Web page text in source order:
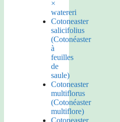
×
watereri
Cotoneaster
salicifolius
(Cotonéaster
à
feuilles
de
saule)
Cotoneaster
multiflorus
(Cotonéaster
multiflore)